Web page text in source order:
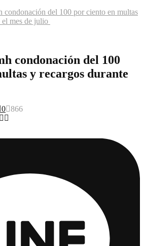
condonación del 100 por ciento en multas
el mes de julio
condonación del 100
y recargos durante
0 866